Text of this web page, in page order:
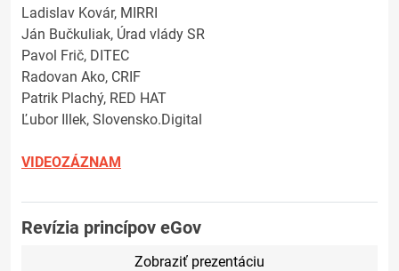
Ladislav Kovár, MIRRI
Ján Bučkuliak, Úrad vlády SR
Pavol Frič, DITEC
Radovan Ako, CRIF
Patrik Plachý, RED HAT
Ľubor Illek, Slovensko.Digital
VIDEOZÁZNAM
Revízia princípov eGov
Zobraziť prezentáciu